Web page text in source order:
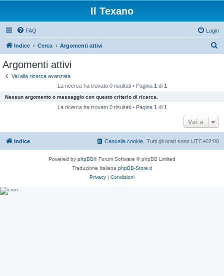
Il Texano
FAQ Login
Indice Cerca Argomenti attivi
Argomenti attivi
Vai alla ricerca avanzata
La ricerca ha trovato 0 risultati • Pagina 1 di 1
Nessun argomento o messaggio con questo criterio di ricerca.
La ricerca ha trovato 0 risultati • Pagina 1 di 1
Vai a
Indice Tutti gli orari sono UTC+02:00
Cancella cookie
Powered by phpBB® Forum Software © phpBB Limited
Traduzione Italiana phpBB-Store.it
Privacy | Condizioni